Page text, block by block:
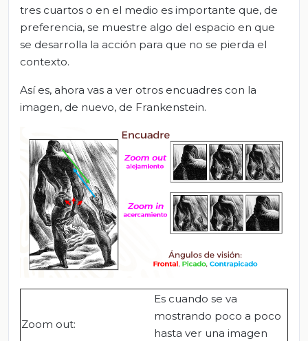
tres cuartos o en el medio es importante que, de
preferencia, se muestre algo del espacio en que
se desarrolla la acción para que no se pierda el
contexto.
Así es, ahora vas a ver otros encuadres con la
imagen, de nuevo, de Frankenstein.
Zoom out:
Es cuando se va
mostrando poco a poco
hasta ver una imagen